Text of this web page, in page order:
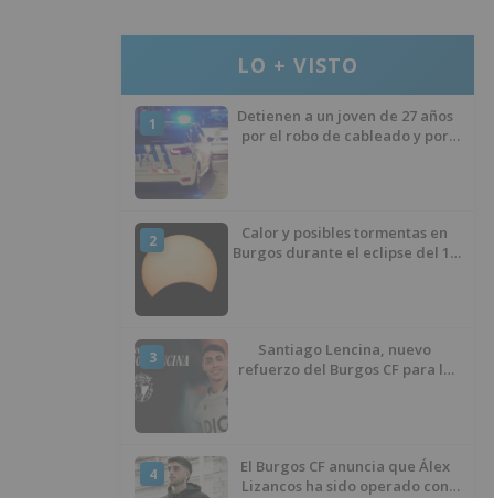
LO + VISTO
1
Detienen a un joven de 27 años
por el robo de cableado y por
2
Calor y posibles tormentas en
Burgos durante el eclipse del 12
3
Santiago Lencina, nuevo
refuerzo del Burgos CF para la
4
El Burgos CF anuncia que Álex
Lizancos ha sido operado con